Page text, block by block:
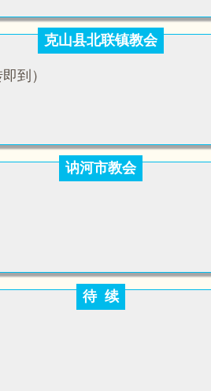
克山县北联镇教会
到）
讷河市教会
待 续